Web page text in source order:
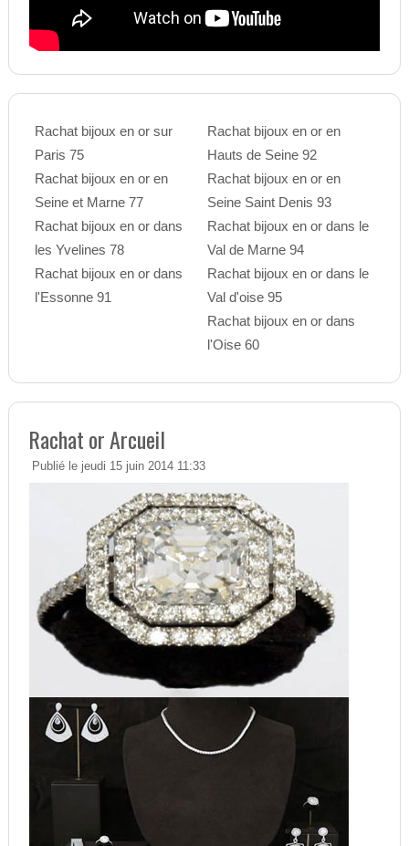
Rachat bijoux en or sur
Paris 75
Rachat bijoux en or en
Seine et Marne 77
Rachat bijoux en or dans
les Yvelines 78
Rachat bijoux en or dans
l'Essonne 91
Rachat bijoux en or en
Hauts de Seine 92
Rachat bijoux en or en
Seine Saint Denis 93
Rachat bijoux en or dans le
Val de Marne 94
Rachat bijoux en or dans le
Val d'oise 95
Rachat bijoux en or dans
l'Oise 60
Rachat or Arcueil
Publié le jeudi 15 juin 2014 11:33